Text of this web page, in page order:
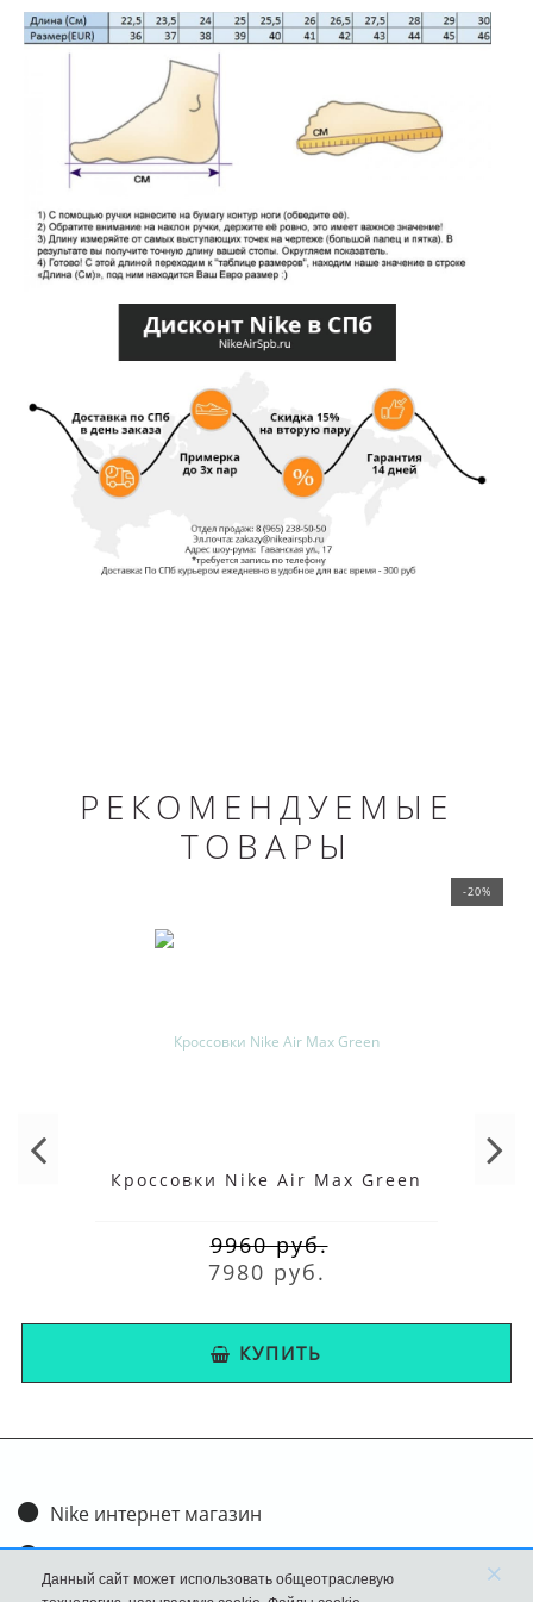
РЕКОМЕНДУЕМЫЕ
ТОВАРЫ
-20%
Кроссовки Nike Air Max Green
9960 руб.
7980 руб.
КУПИТЬ
Nike интернет магазин
Доставка и оплата
Данный сайт может использовать общеотраслевую
×